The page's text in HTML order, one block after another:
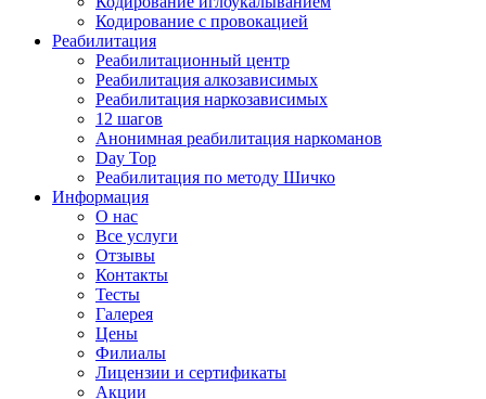
Кодирование с провокацией
Реабилитация
Реабилитационный центр
Реабилитация алкозависимых
Реабилитация наркозависимых
12 шагов
Анонимная реабилитация наркоманов
Day Top
Реабилитация по методу Шичко
Информация
О нас
Все услуги
Отзывы
Контакты
Тесты
Галерея
Цены
Филиалы
Лицензии и сертификаты
Акции